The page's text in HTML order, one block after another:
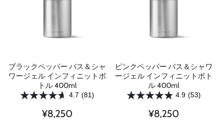
ブラックペッパー バス＆シャ
ワージェル インフィニットボ
トル 400ml
4.7 (81)
¥8,250
ピンクペッパー バス＆シャワ
ージェル インフィニットボト
ル 400ml
4.9 (53)
¥8,250